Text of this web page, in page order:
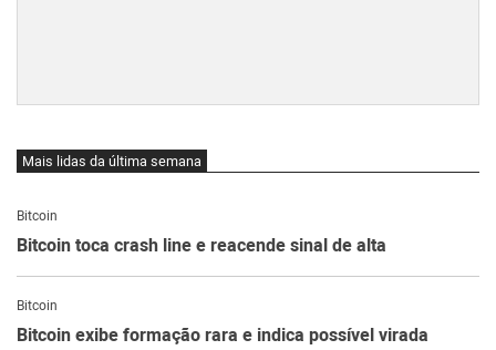
Mais lidas da última semana
Bitcoin
Bitcoin toca crash line e reacende sinal de alta
Bitcoin
Bitcoin exibe formação rara e indica possível virada